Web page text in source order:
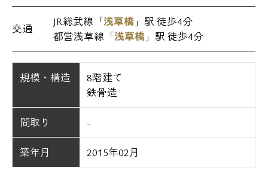
交通
JR総武線「浅草橋 」駅 徒歩4分
都営浅草線「浅草橋 」駅 徒歩4分
規模・構造
8階建て
鉄骨造
間取り -
築年月 2015年02月